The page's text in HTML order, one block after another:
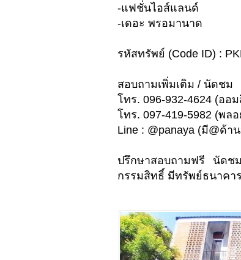
-แฟชั่นไอส์แลนด์
-เดอะ พรอมานาด
รหัสทรัพย์ (Code ID) :
สอบถามเพิ่มเติม / นัดชม
โทร. 096-932-4624 (ออ
โทร. 097-419-5982 (พลอ
Line : @panaya (มี@ด้า
ปรึกษาสอบถามฟรี นัด
กรรมสิทธิ์ มีทรัพย์ธนาคา